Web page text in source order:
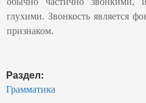
глухими. Звонкость является
признаком.
Раздел:
Грамматика